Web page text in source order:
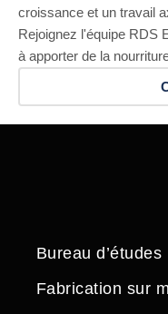
croissance et un travail
Rejoignez l'équipe RDS
à apporter de la
Bureau d’études
Fabrication sur